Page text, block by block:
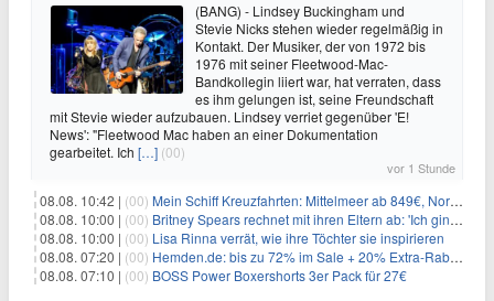
(BANG) - Lindsey Buckingham und
Stevie Nicks stehen wieder regelmäßig in
Kontakt. Der Musiker, der von 1972 bis
1976 mit seiner Fleetwood-Mac-
Bandkollegin liiert war, hat verraten, dass
es ihm gelungen ist, seine Freundschaft
mit Stevie wieder aufzubauen. Lindsey verriet gegenüber 'E!
News': "Fleetwood Mac haben an einer Dokumentation
gearbeitet. Ich […] (00)
vor 1 Stunde
08.08. 10:42 | (00) Mein Schiff Kreuzfahrten: Mittelmeer ab 849€, Norwegen ab 999€ p.P.
08.08. 10:00 | (00) Britney Spears rechnet mit ihren Eltern ab: 'Ich ging zwei Monate lang auf die Knie und weinte'
08.08. 10:00 | (00) Lisa Rinna verrät, wie ihre Töchter sie inspirieren
08.08. 07:20 | (00) Hemden.de: bis zu 72% im Sale + 20% Extra-Rabatt dank Gutschein
08.08. 07:10 | (00) BOSS Power Boxershorts 3er Pack für 27€